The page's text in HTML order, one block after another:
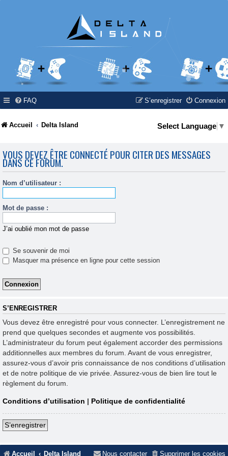
FAQ Connexion
S’enregistrer
Accueil Delta Island Select Language ▼
VOUS DEVEZ ÊTRE CONNECTÉ POUR CITER DES MESSAGES
DANS CE FORUM.
Nom d’utilisateur :
Mot de passe :
J’ai oublié mon mot de passe
Se souvenir de moi
Masquer ma présence en ligne pour cette session
S’ENREGISTRER
Vous devez être enregistré pour vous connecter. L’enregistrement ne
prend que quelques secondes et augmente vos possibilités.
L’administrateur du forum peut également accorder des permissions
additionnelles aux membres du forum. Avant de vous enregistrer,
assurez-vous d’avoir pris connaissance de nos conditions d’utilisation
et de notre politique de vie privée. Assurez-vous de bien lire tout le
règlement du forum.
Conditions d’utilisation | Politique de confidentialité
S’enregistrer
Accueil Delta Island Supprimer les cookies
Nous contacter